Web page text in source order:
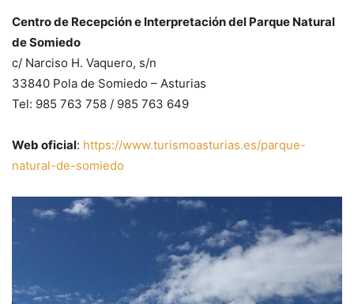
Centro de Recepción e Interpretación del Parque Natural
de Somiedo
c/ Narciso H. Vaquero, s/n
33840 Pola de Somiedo – Asturias
Tel: 985 763 758 / 985 763 649
Web oficial: https://www.turismoasturias.es/parque-
natural-de-somiedo